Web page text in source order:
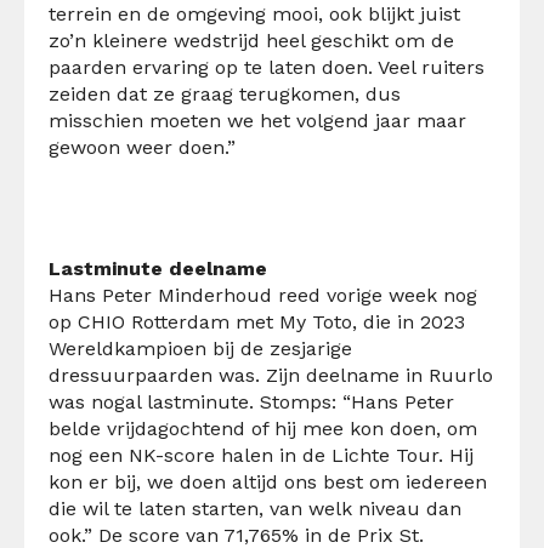
terrein en de omgeving mooi, ook blijkt juist
zo’n kleinere wedstrijd heel geschikt om de
paarden ervaring op te laten doen. Veel ruiters
zeiden dat ze graag terugkomen, dus
misschien moeten we het volgend jaar maar
gewoon weer doen.”
Lastminute deelname
Hans Peter Minderhoud reed vorige week nog
op CHIO Rotterdam met My Toto, die in 2023
Wereldkampioen bij de zesjarige
dressuurpaarden was. Zijn deelname in Ruurlo
was nogal lastminute. Stomps: “Hans Peter
belde vrijdagochtend of hij mee kon doen, om
nog een NK-score halen in de Lichte Tour. Hij
kon er bij, we doen altijd ons best om iedereen
die wil te laten starten, van welk niveau dan
ook.” De score van 71,765% in de Prix St.